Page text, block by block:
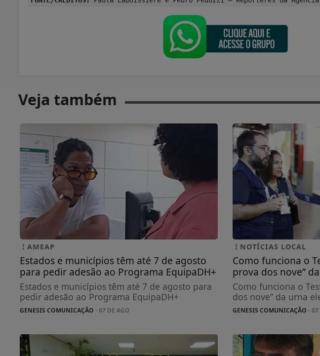
Veja também
AMEAP
Estados e municípios têm até 7 de agosto
para pedir adesão ao Programa EquipaDH+
Estados e municípios têm até 7 de agosto para
pedir adesão ao Programa EquipaDH+
GENESIS COMUNICAÇÃO - 07 DE AGO
NOTÍCIAS LOCAL
Como funciona o
prova dos nove”
Como funciona o
dos nove” da urna
GENESIS COMUNICAÇÃO - 07